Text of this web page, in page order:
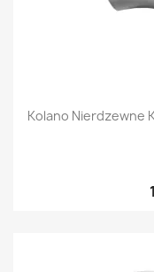
Kolano Nierdzewne